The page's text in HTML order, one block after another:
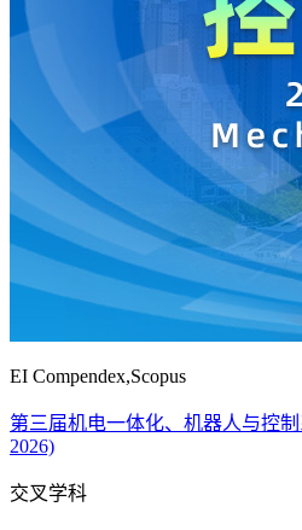
EI Compendex,Scopus
第三届机电一体化、机器人与控
2026)
交叉学科